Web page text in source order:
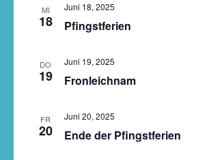
MI
18
Juni 18, 2025
Pfingstferien
DO
19
Juni 19, 2025
Fronleichnam
FR
20
Juni 20, 2025
Ende der Pfingstferien